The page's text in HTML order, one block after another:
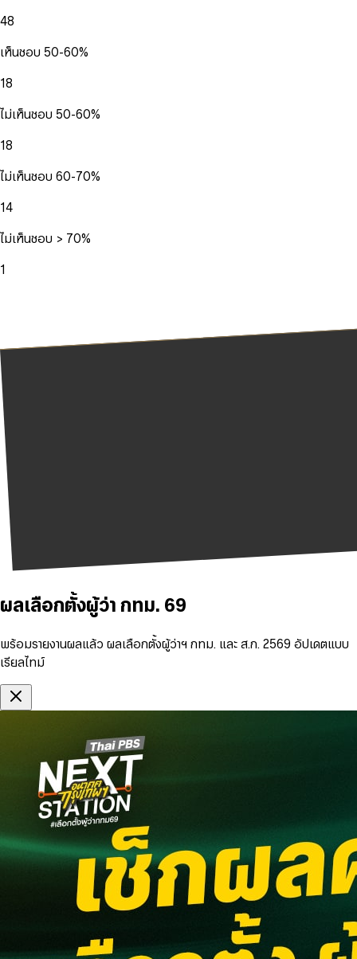
48
เห็นชอบ 50-60%
18
ไม่เห็นชอบ 50-60%
18
ไม่เห็นชอบ 60-70%
14
ไม่เห็นชอบ > 70%
1
ผลเลือกตั้งผู้ว่า กทม. 69
พร้อมรายงานผลแล้ว ผลเลือกตั้งผู้ว่าฯ กทม. และ ส.ก. 2569 อัปเดตแบบ
เรียลไทม์